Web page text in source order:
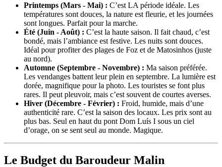
Printemps (Mars - Mai) : C’est LA période idéale. Les
températures sont douces, la nature est fleurie, et les journées
sont longues. Parfait pour la marche.
Été (Juin - Août) : C’est la haute saison. Il fait chaud, c’est
bondé, mais l’ambiance est festive. Les nuits sont douces.
Idéal pour profiter des plages de Foz et de Matosinhos (juste
au nord).
Automne (Septembre - Novembre) : Ma saison préférée.
Les vendanges battent leur plein en septembre. La lumière est
dorée, magnifique pour la photo. Les touristes se font plus
rares. Il peut pleuvoir, mais c’est souvent de courtes averses.
Hiver (Décembre - Février) : Froid, humide, mais d’une
authenticité rare. C’est la saison des locaux. Les prix sont au
plus bas. Seul en haut du pont Dom Luís I sous un ciel
d’orage, on se sent seul au monde. Magique.
Le Budget du Baroudeur Malin